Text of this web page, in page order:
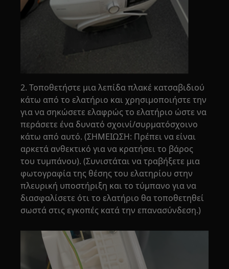
2. Τοποθετήστε μια λεπίδα πλακέ κατσαβιδιού
κάτω από το ελατήριο και χρησιμοποιήστε την
για να σηκώσετε ελαφρώς το ελατήριο ώστε να
περάσετε ένα δυνατό σχοινί/συρματόσχοινο
κάτω από αυτό. (ΣΗΜΕΙΩΣΗ: Πρέπει να είναι
αρκετά ανθεκτικό για να κρατήσει το βάρος
του τυμπάνου). (Συνιστάται να τραβήξετε μια
φωτογραφία της θέσης του ελατηρίου στην
πλευρική υποστήριξη και το τύμπανο για να
διασφαλίσετε ότι το ελατήριο θα τοποθετηθεί
σωστά στις εγκοπές κατά την επανασύνδεση.)